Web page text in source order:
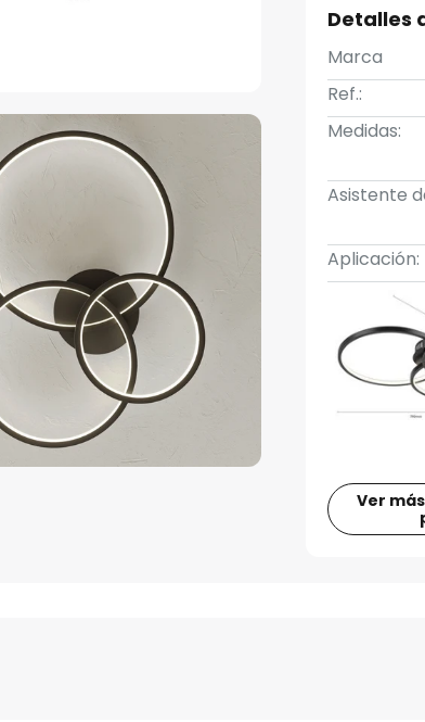
Detalles
Marca
Ref.:
Medidas:
Asistente
Aplicación:
Ver